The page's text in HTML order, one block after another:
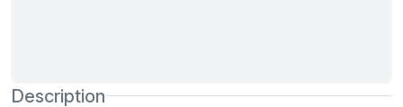
Description